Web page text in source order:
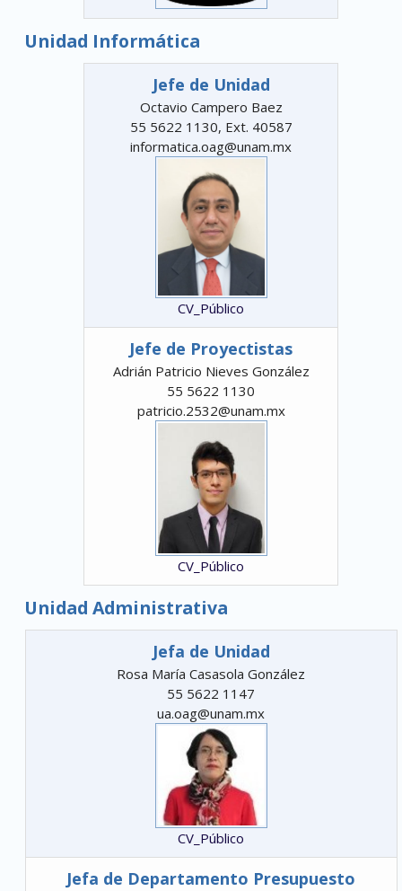
Unidad Informática
Jefe de Unidad
Octavio Campero Baez
55 5622 1130, Ext. 40587
informatica.oag@unam.mx
CV_Público
Jefe de Proyectistas
Adrián Patricio Nieves González
55 5622 1130
patricio.2532@unam.mx
CV_Público
Unidad Administrativa
Jefa de Unidad
Rosa María Casasola González
55 5622 1147
ua.oag@unam.mx
CV_Público
Jefa de Departamento Presupuesto